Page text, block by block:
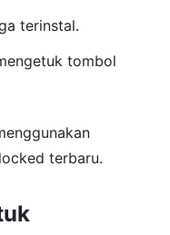
terinstal.
tombol
terbaru.